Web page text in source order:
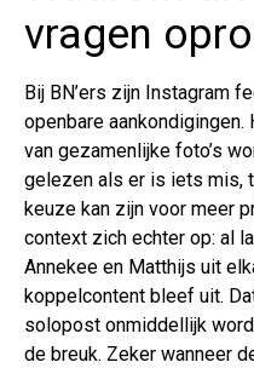
vragen
Bij BN’ers zijn Instagram
openbare
van gezamenlijke foto’s
gelezen als er is iets mis,
keuze kan zijn voor meer
context zich echter op: al
Annekee en Matthijs uit
koppelcontent bleef uit.
solopost onmiddellijk
de breuk. Zeker wanneer